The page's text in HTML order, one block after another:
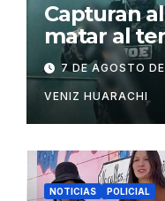
Capturan
matar al
San Matías
7 DE AGOSTO
VENIZ HUARACHI
NOTICIAS POLICIAL